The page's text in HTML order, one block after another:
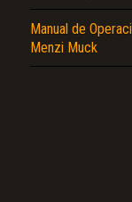
Manual de
Menzi Muck